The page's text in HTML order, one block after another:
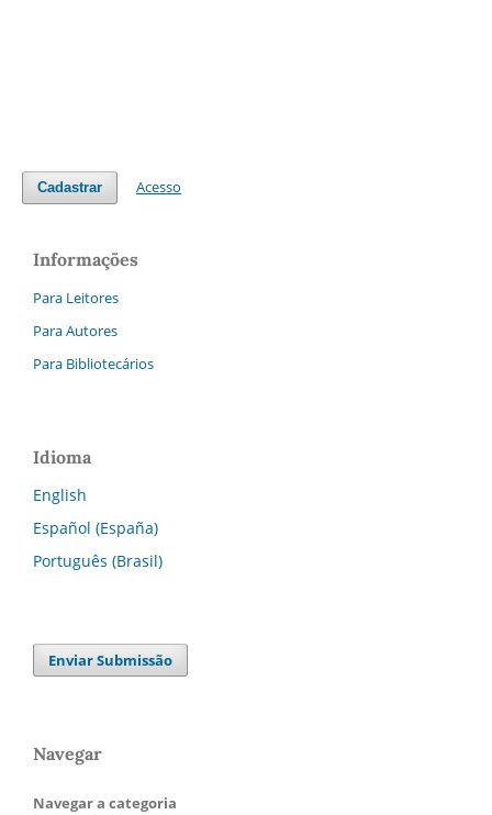
Cadastrar Acesso
Informações
Para Leitores
Para Autores
Para Bibliotecários
Idioma
English
Español (España)
Português (Brasil)
Enviar Submissão
Navegar
Navegar a categoria